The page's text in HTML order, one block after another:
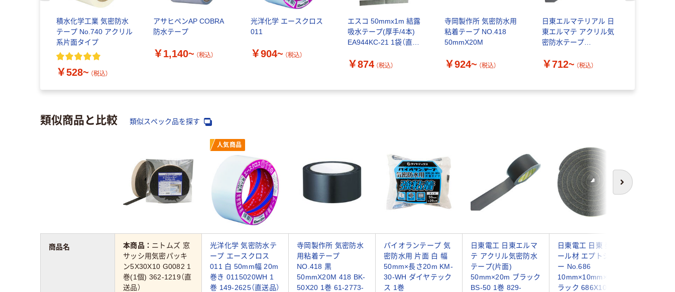
積水化学工業 気密防水
テープ No.740 アクリル
系片面タイプ
￥528~ （税込）
アサヒペンAP COBRA
防水テープ
￥1,140~ （税込）
光洋化学 エースクロス
011
￥904~ （税込）
エスコ 50mmx1m 結露
吸水テープ(厚手/4本)
EA944KC-21 1袋（直送
￥874 （税込）
寺岡製作所 気密防水用
粘着テープ NO.418
50mmX20M
￥924~ （税込）
日東エルマテリアル 日
東エルマテ アクリル気
密防水テープ
￥712~ （税込）
類似商品と比較 類似スペック品を探す
次へ
人気商品
本商品： ニトムズ 窓
サッシ用気密パッキ
ン5X30X10 G0082 1
巻(1個) 362-1219（直
送品）
光洋化学 気密防水テ
ープ エースクロス
011 白 50mm幅 20m
巻き 0115020WH 1
巻 149-2625（直送品）
寺岡製作所 気密防水
用粘着テープ
NO.418 黒
50mmX20M 418 BK-
50X20 1巻 61-2773-
パイオランテープ 気
密防水用 片面 白 幅
50mm×長さ20m KM-
30-WH ダイヤテック
ス 1巻
日東電工 日東エルマ
テ アクリル気密防水
テープ(片面)
50mm×20m ブラック
BS-50 1巻 829-
日東電工 日東 発泡シ
ール材 エプトシーラ
ー No.686
10mm×10mm×2m ブ
ラック 686X10X10 1
商品名